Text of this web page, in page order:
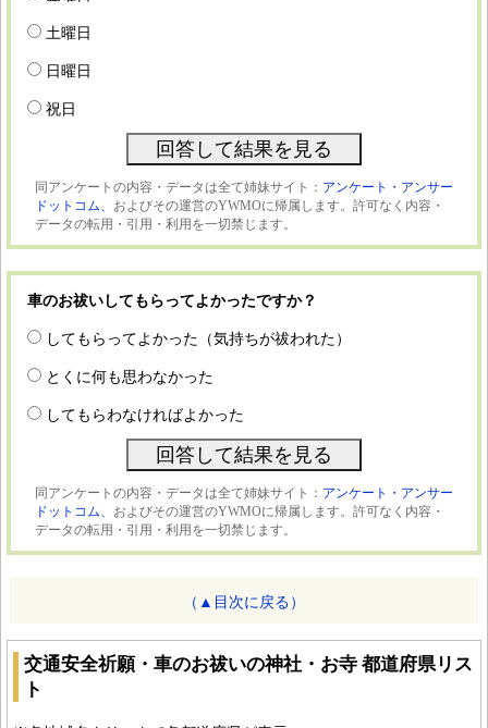
土曜日
日曜日
祝日
同アンケートの内容・データは全て姉妹サイト： アンケート・アンサー
ドットコム、 およびその運営のYWMOに帰属します。許可なく内容・
データの転用・引用・利用を一切禁じます。
車のお祓いしてもらってよかったですか？
してもらってよかった（気持ちが祓われた）
とくに何も思わなかった
してもらわなければよかった
同アンケートの内容・データは全て姉妹サイト： アンケート・アンサー
ドットコム、 およびその運営のYWMOに帰属します。許可なく内容・
データの転用・引用・利用を一切禁じます。
（▲目次に戻る）
交通安全祈願・車のお祓いの神社・お寺 都道府県リス
ト